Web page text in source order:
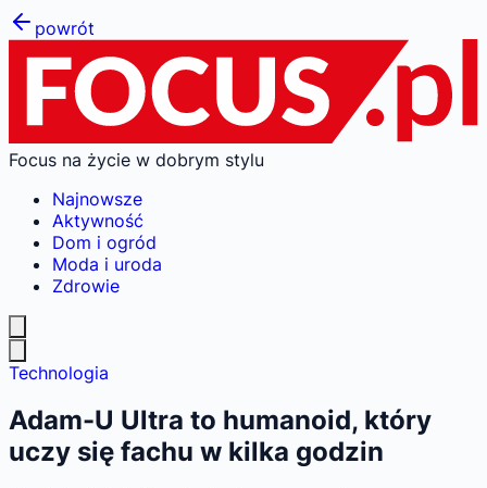
powrót
Focus na życie w dobrym stylu
Najnowsze
Aktywność
Dom i ogród
Moda i uroda
Zdrowie
Technologia
Adam-U Ultra to humanoid, który
uczy się fachu w kilka godzin